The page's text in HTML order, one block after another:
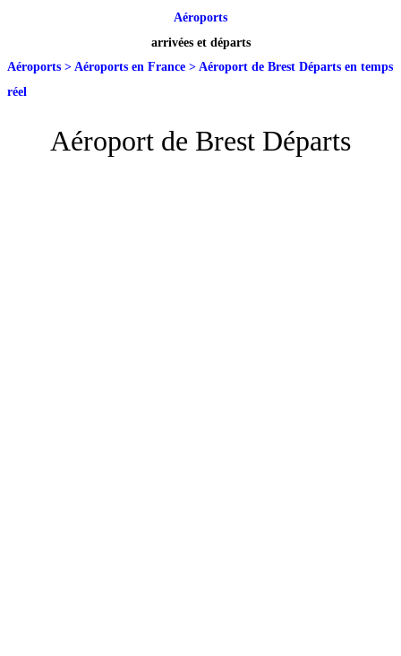
Aéroports
arrivées et départs
Aéroports > Aéroports en France > Aéroport de Brest Départs en temps
réel
Aéroport de Brest Départs